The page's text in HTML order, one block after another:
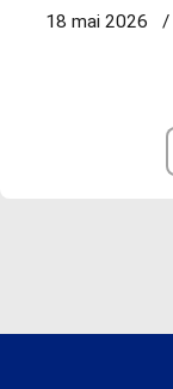
18 mai 2026